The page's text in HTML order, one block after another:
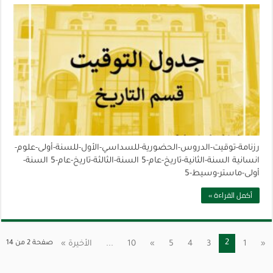
رزنامة-توقيت-الدروس-الحضورية-للسداسي-الأول-للسنة-أولى-علوم-
انسانية السنة-الثانية-تاريخ-عام-5 السنة-الثالثة-تاريخ-عام-5 السنة-
أولى-ماستر-وسيط-5
أكمل القراءة »
صفحة 2 من 14 «
1
2
3
4
5
»
10
... الأخيرة »